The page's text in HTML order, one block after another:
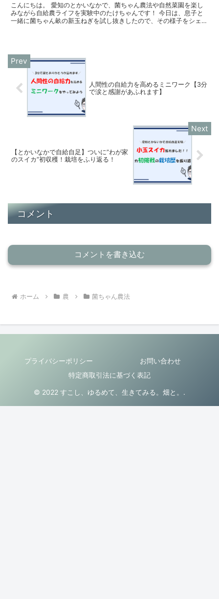
こんにちは。 愛知のとかいなかで、菌ちゃん農法や自然菜園を楽し
みながら自給農ライフを実験中のたけちゃんです！ 今日は、息子と
一緒に菌ちゃん畝の新玉ねぎを試し抜きしたので、その様子をシェア
人間性の自給力を高めるミニワーク【3分
で涙と感謝があふれます】
【とかいなかで自給自足】ついに”わが家
のスイカ”初収穫！栽培をふり返る！
コメント
コメントを書き込む
ホーム 農 菌ちゃん農法
プライバシーポリシー
お問い合わせ
特定商取引法に基づく表記
© 2022 すこし、ゆるめて、生きてみる。畑と。.